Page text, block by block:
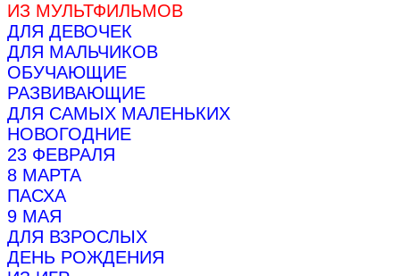
ИЗ МУЛЬТФИЛЬМОВ
ДЛЯ ДЕВОЧЕК
ДЛЯ МАЛЬЧИКОВ
ОБУЧАЮЩИЕ
РАЗВИВАЮЩИЕ
ДЛЯ САМЫХ МАЛЕНЬКИХ
НОВОГОДНИЕ
23 ФЕВРАЛЯ
8 МАРТА
ПАСХА
9 МАЯ
ДЛЯ ВЗРОСЛЫХ
ДЕНЬ РОЖДЕНИЯ